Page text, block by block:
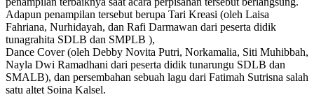
Adapun penampilan tersebut berupa Tari Kreasi (oleh Laisa
Fahriana, Nurhidayah, dan Rafi Darmawan dari peserta didik
tunagrahita SDLB dan SMPLB ),
Dance Cover (oleh Debby Novita Putri, Norkamalia, Siti Muhibbah,
Nayla Dwi Ramadhani dari peserta didik tunarungu SDLB dan
SMALB), dan persembahan sebuah lagu dari Fatimah Sutrisna salah
satu altet Soina Kalsel.